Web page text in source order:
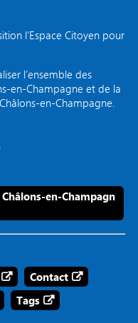
l’Espace Citoyen pour
l’ensemble des
en-Champagne et de la
en-Champagne.
en-Champagn
Contact
Tags